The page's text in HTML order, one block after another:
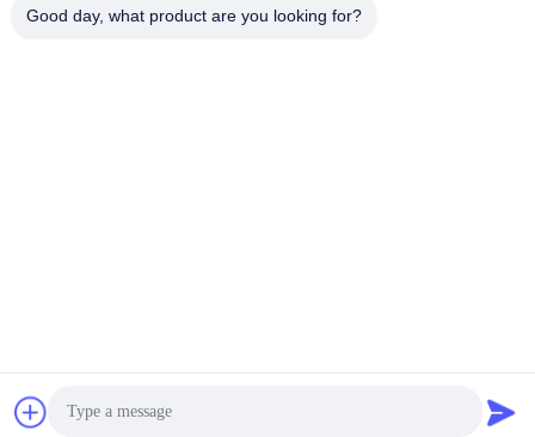
Good day, what product are you looking for?